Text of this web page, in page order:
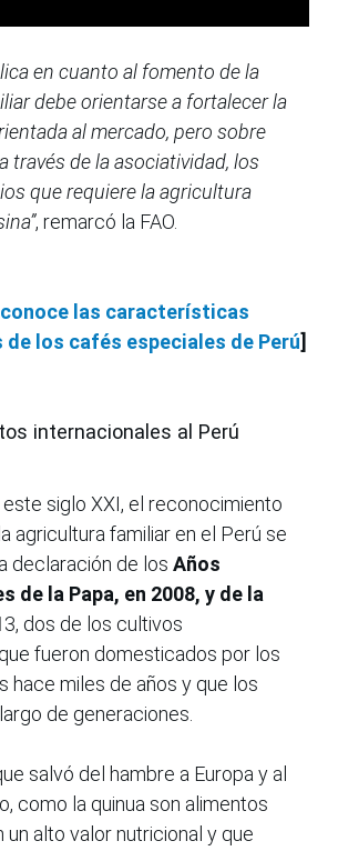
en cuanto al fomento de la
debe orientarse a fortalecer la
al mercado, pero sobre
través de la asociatividad, los
que requiere la agricultura
, remarcó la FAO.
conoce las características
de los cafés especiales de Perú]
internacionales al Perú
este siglo XXI, el reconocimiento
agricultura familiar en el Perú se
declaración de los Años
de la Papa, en 2008, y de la
3, dos de los cultivos
fueron domesticados por los
hace miles de años y que los
de generaciones.
salvó del hambre a Europa y al
como la quinua son alimentos
alto valor nutricional y que